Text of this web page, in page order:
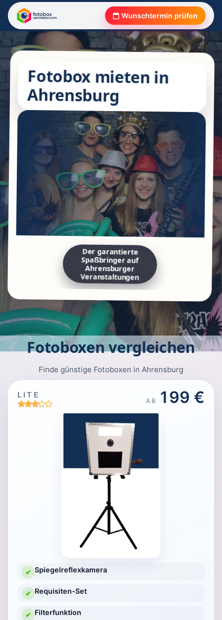
Wunschtermin prüfen
Fotobox mieten in
Ahrensburg
Der garantierte
Spaßbringer auf
Ahrensburger
Veranstaltungen
Fotoboxen vergleichen
Finde günstige Fotoboxen in Ahrensburg
LITE
AB 199 €
✔ Spiegelreflexkamera
✔ Requisiten-Set
✔ Filterfunktion